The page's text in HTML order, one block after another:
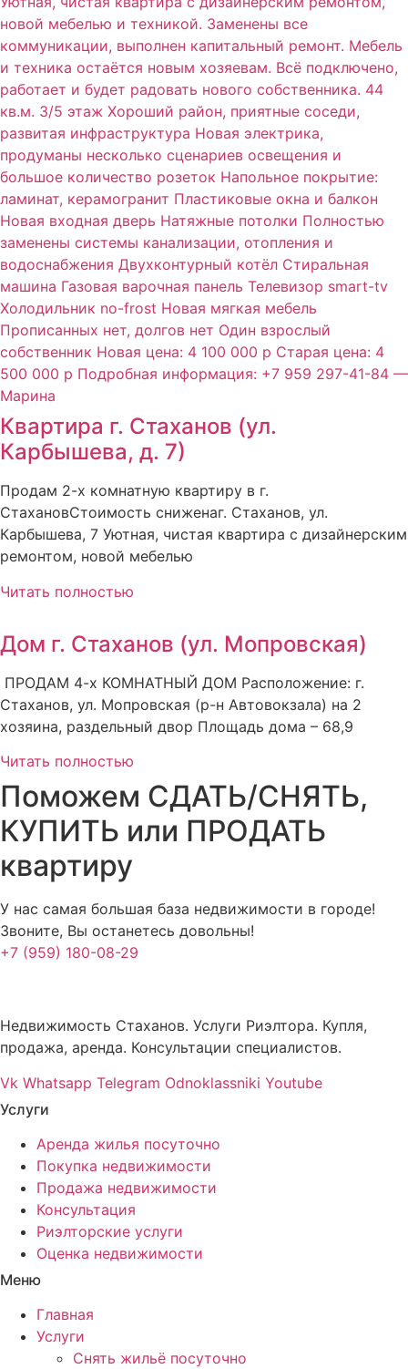
Квартира г. Стаханов (ул.
Карбышева, д. 7)
Продам 2-х комнатную квартиру в г.
СтахановСтоимость сниженаг. Стаханов, ул.
Карбышева, 7 Уютная, чистая квартира с дизайнерским
ремонтом, новой мебелью
Читать полностью
Дом г. Стаханов (ул. Мопровская)
ПРОДАМ 4-х КОМНАТНЫЙ ДОМ Расположение: г.
Стаханов, ул. Мопровская (р-н Автовокзала) на 2
хозяина, раздельный двор Площадь дома – 68,9
Читать полностью
Поможем СДАТЬ/СНЯТЬ,
КУПИТЬ или ПРОДАТЬ
квартиру
У нас самая большая база недвижимости в городе!
Звоните, Вы останетесь довольны!
+7 (959) 180-08-29
Недвижимость Стаханов. Услуги Риэлтора. Купля,
продажа, аренда. Консультации специалистов.
Vk Whatsapp Telegram Odnoklassniki Youtube
Услуги
Аренда жилья посуточно
Покупка недвижимости
Продажа недвижимости
Консультация
Риэлторские услуги
Оценка недвижимости
Меню
Главная
Услуги
Снять жильё посуточно